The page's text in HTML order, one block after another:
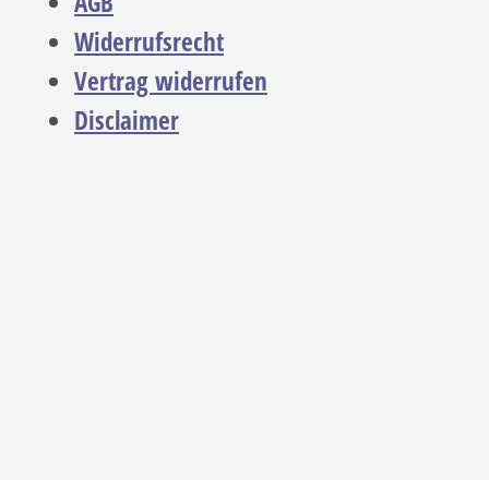
Widerrufsrecht
Vertrag widerrufen
Disclaimer